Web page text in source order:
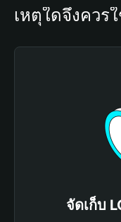
เหตุใดจึงควร
จัดเก็บ